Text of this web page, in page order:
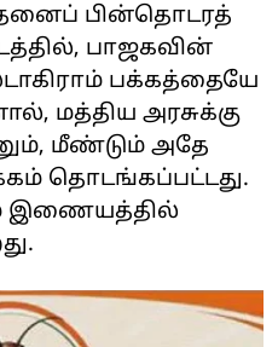
பின்தொடரத்
பாஜகவின்
பக்கத்தையே
மத்திய அரசுக்கு
மீண்டும் அதே
தொடங்கப்பட்டது.
இணையத்தில்